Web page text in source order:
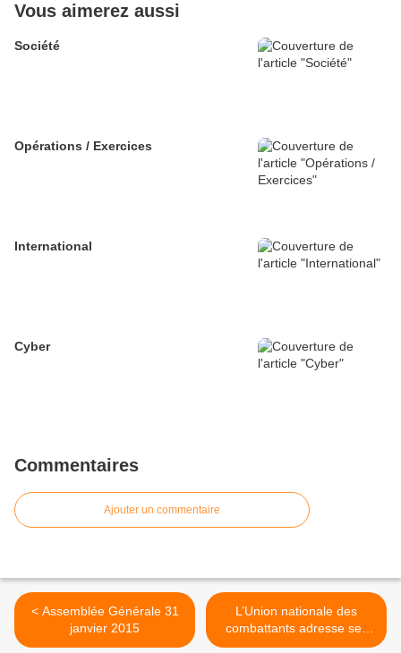
Vous aimerez aussi
Société
Opérations / Exercices
International
Cyber
Commentaires
Ajouter un commentaire
< Assemblée Générale 31
janvier 2015
L’Union nationale des
combattants adresse ses
plus sincères condoléances